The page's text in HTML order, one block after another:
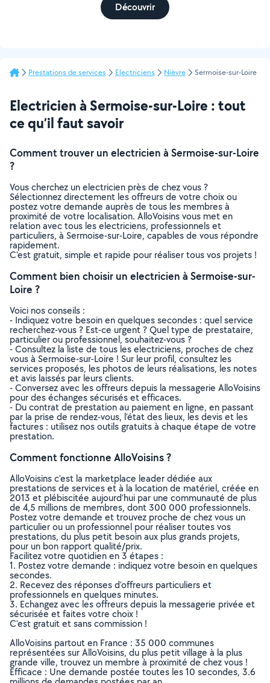
Découvrir
Prestations de services Electriciens Nièvre Sermoise-sur-Loire
Electricien à Sermoise-sur-Loire : tout
ce qu’il faut savoir
Comment trouver un electricien à Sermoise-sur-Loire
?
Vous cherchez un electricien près de chez vous ?
Sélectionnez directement les offreurs de votre choix ou
postez votre demande auprès de tous les membres à
proximité de votre localisation. AlloVoisins vous met en
relation avec tous les electriciens, professionnels et
particuliers, à Sermoise-sur-Loire, capables de vous répondre
rapidement.
C’est gratuit, simple et rapide pour réaliser tous vos projets !
Comment bien choisir un electricien à Sermoise-sur-
Loire ?
Voici nos conseils :
- Indiquez votre besoin en quelques secondes : quel service
recherchez-vous ? Est-ce urgent ? Quel type de prestataire,
particulier ou professionnel, souhaitez-vous ?
- Consultez la liste de tous les electriciens, proches de chez
vous à Sermoise-sur-Loire ! Sur leur profil, consultez les
services proposés, les photos de leurs réalisations, les notes
et avis laissés par leurs clients.
- Conversez avec les offreurs depuis la messagerie AlloVoisins
pour des échanges sécurisés et efficaces.
- Du contrat de prestation au paiement en ligne, en passant
par la prise de rendez-vous, l’état des lieux, les devis et les
factures : utilisez nos outils gratuits à chaque étape de votre
prestation.
Comment fonctionne AlloVoisins ?
AlloVoisins c’est la marketplace leader dédiée aux
prestations de services et à la location de matériel, créée en
2013 et plébiscitée aujourd’hui par une communauté de plus
de 4,5 millions de membres, dont 300 000 professionnels.
Postez votre demande et trouvez proche de chez vous un
particulier ou un professionnel pour réaliser toutes vos
prestations, du plus petit besoin aux plus grands projets,
pour un bon rapport qualité/prix.
Facilitez votre quotidien en 3 étapes :
1. Postez votre demande : indiquez votre besoin en quelques
secondes.
2. Recevez des réponses d’offreurs particuliers et
professionnels en quelques minutes.
3. Echangez avec les offreurs depuis la messagerie privée et
sécurisée et faites votre choix !
C’est gratuit et sans commission !
AlloVoisins partout en France : 35 000 communes
représentées sur AlloVoisins, du plus petit village à la plus
grande ville, trouvez un membre à proximité de chez vous !
Efficace : Une demande postée toutes les 10 secondes, 3.6